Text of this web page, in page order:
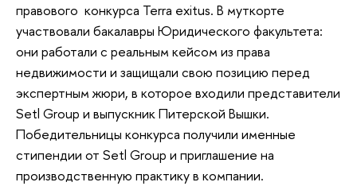
правового конкурса Terra exitus. В муткорте
участвовали бакалавры Юридического факультета:
они работали с реальным кейсом из права
недвижимости и защищали свою позицию перед
экспертным жюри, в которое входили представители
Setl Group и выпускник Питерской Вышки.
Победительницы конкурса получили именные
стипендии от Setl Group и приглашение на
производственную практику в компании.